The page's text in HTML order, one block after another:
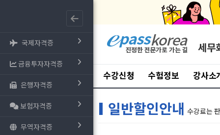
국제자격증
금융투자자격증
은행자격증
보험자격증
무역자격증
세무
수강신청 수험정보 강사소
일반할인안내 수강료는